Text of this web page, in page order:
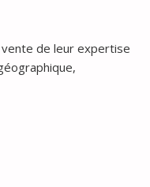
vente de leur expertise